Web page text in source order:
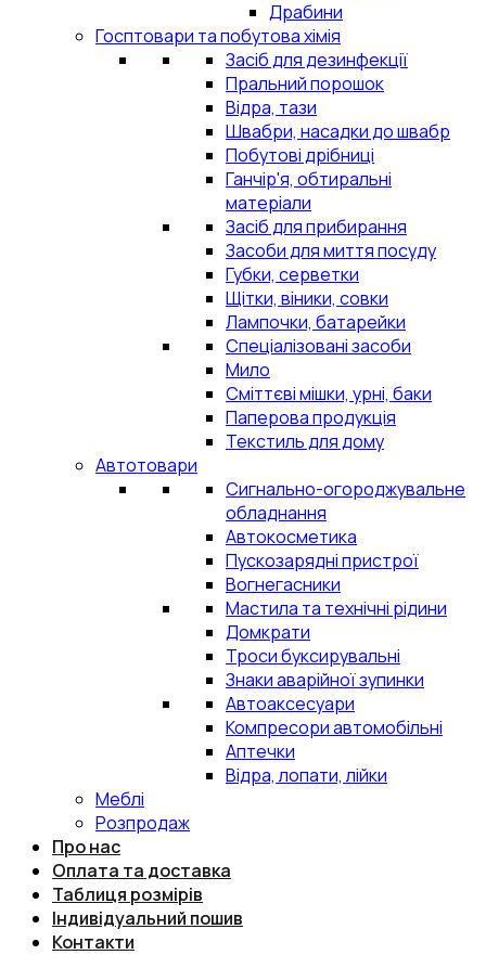
Драбини
Госптовари та побутова хімія
Засіб для дезинфекції
Пральний порошок
Відра, тази
Швабри, насадки до швабр
Побутові дрібниці
Ганчір'я, обтиральні
матеріали
Засіб для прибирання
Засоби для миття посуду
Губки, серветки
Щітки, віники, совки
Лампочки, батарейки
Спеціалізовані засоби
Мило
Сміттєві мішки, урні, баки
Паперова продукція
Текстиль для дому
Автотовари
Сигнально-огороджувальне
обладнання
Автокосметика
Пускозарядні пристрої
Вогнегасники
Мастила та технічні рідини
Домкрати
Троси буксирувальні
Знаки аварійної зупинки
Автоаксесуари
Компресори автомобільні
Аптечки
Відра, лопати, лійки
Меблі
Розпродаж
Про нас
Оплата та доставка
Таблиця розмірів
Індивідуальний пошив
Контакти